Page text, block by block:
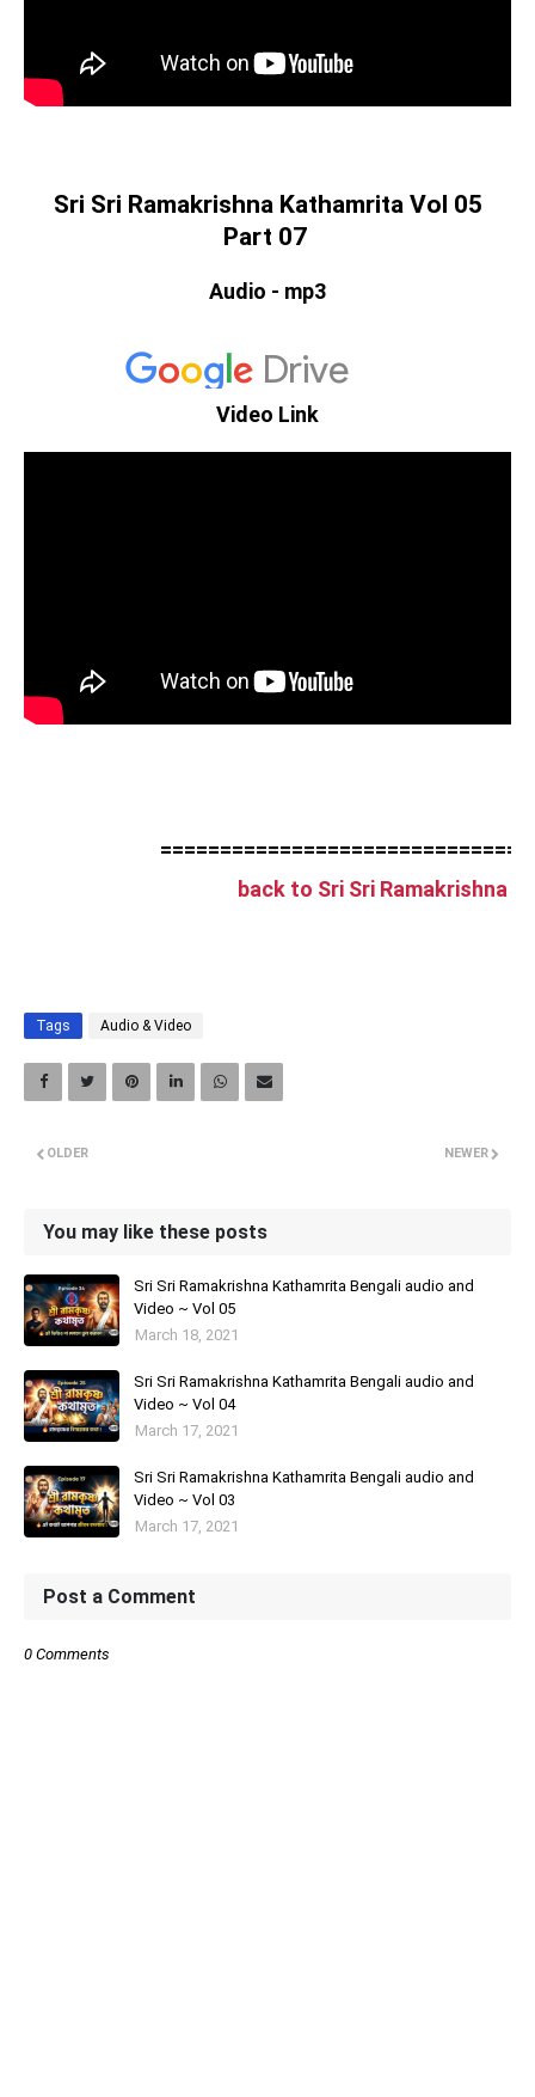
Sri Sri Ramakrishna Kathamrita Vol 05
Part 07
Audio - mp3
Video Link
back to Sri Sri Ramakrishna
Tags Audio & Video
NEWER
OLDER
You may like these posts
Sri Sri Ramakrishna Kathamrita Bengali audio and
Video ~ Vol 05
March 18, 2021
Sri Sri Ramakrishna Kathamrita Bengali audio and
Video ~ Vol 04
March 17, 2021
Sri Sri Ramakrishna Kathamrita Bengali audio and
Video ~ Vol 03
March 17, 2021
Post a Comment
0 Comments